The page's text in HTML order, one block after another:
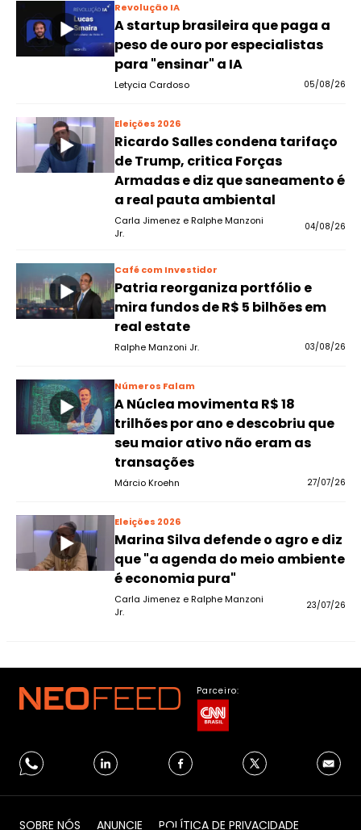
Revolução IA
A startup brasileira que paga a
peso de ouro por especialistas
para "ensinar" a IA
Letycia Cardoso 05/08/26
Eleições 2026
Ricardo Salles condena tarifaço
de Trump, critica Forças
Armadas e diz que saneamento é
a real pauta ambiental
Carla Jimenez e Ralphe Manzoni
Jr.
04/08/26
Café com Investidor
Patria reorganiza portfólio e
mira fundos de R$ 5 bilhões em
real estate
Ralphe Manzoni Jr. 03/08/26
Números Falam
A Núclea movimenta R$ 18
trilhões por ano e descobriu que
seu maior ativo não eram as
transações
Márcio Kroehn 27/07/26
Eleições 2026
Marina Silva defende o agro e diz
que "a agenda do meio ambiente
é economia pura"
Carla Jimenez e Ralphe Manzoni
Jr.
23/07/26
Parceiro:
SOBRE NÓS ANUNCIE POLÍTICA DE PRIVACIDADE